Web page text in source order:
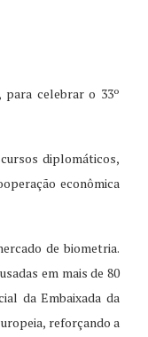
celebrar o 33º
diplomáticos,
econômica
de biometria.
em mais de 80
da Embaixada da
reforçando a